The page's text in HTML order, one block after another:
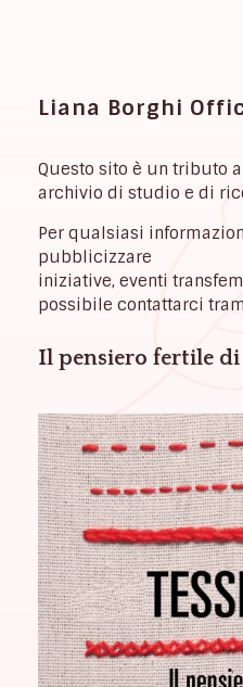
Liana Borghi
Questo sito è un tributo
archivio di studio e di
Per qualsiasi
pubblicizzare
iniziative, eventi
possibile contattarci
Il pensiero fertile